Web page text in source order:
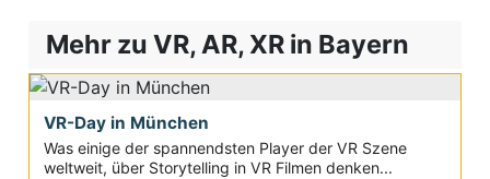
Mehr zu VR, AR, XR in Bayern
VR-Day in München
Was einige der spannendsten Player der VR Szene
weltweit, über Storytelling in VR Filmen denken...